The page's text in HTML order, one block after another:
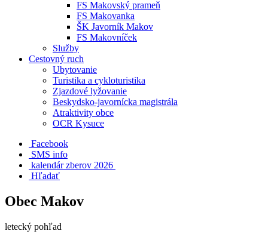
FS Makovský prameň
FS Makovanka
ŠK Javorník Makov
FS Makovníček
Služby
Cestovný ruch
Ubytovanie
Turistika a cykloturistika
Zjazdové lyžovanie
Beskydsko-javornícka magistrála
Atraktivity obce
OCR Kysuce
Facebook
SMS info
​ kalendár zberov 2026
Hľadať
Obec Makov
letecký pohľad